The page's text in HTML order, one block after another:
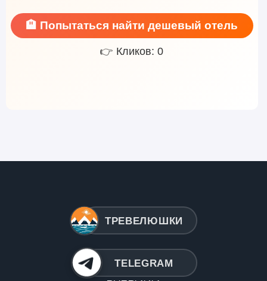
🏨 Попытаться найти дешевый отель
👉 Кликов: 0
ТРЕВЕЛЮШКИ
TELEGRAM